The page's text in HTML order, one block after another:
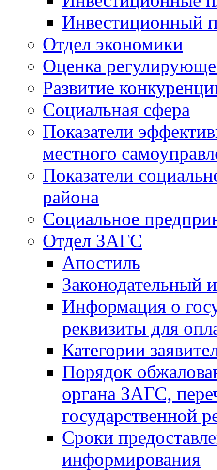
Инвестиционный
Отдел экономики
Оценка
Развитие
Социальная сфера
Показатели
местного
Показатели
района
Социальное
Отдел ЗАГС
Апостиль
Законодательный
Информация о
реквизиты для
Категории
Порядок
органа ЗАГС,
государственной
Сроки
информирования